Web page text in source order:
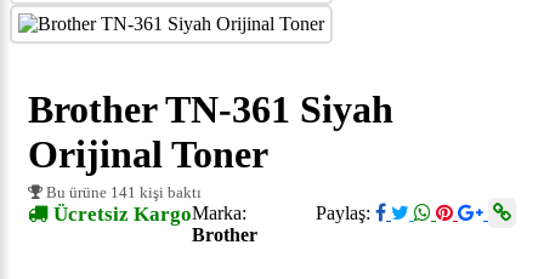
Brother TN-361 Siyah
Orijinal Toner
Bu ürüne 141 kişi baktı
Ücretsiz Kargo Paylaş:
Marka:
Brother